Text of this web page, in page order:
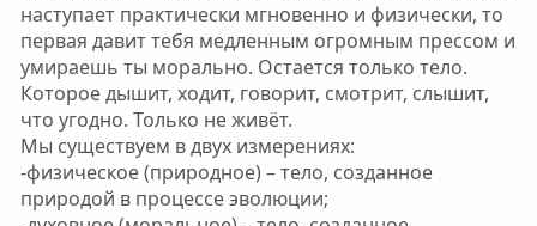
наступает практически мгновенно и физически, то
первая давит тебя медленным огромным прессом и
умираешь ты морально. Остается только тело.
Которое дышит, ходит, говорит, смотрит, слышит,
что угодно. Только не живёт.
Мы существуем в двух измерениях:
-физическое (природное) – тело, созданное
природой в процессе эволюции;